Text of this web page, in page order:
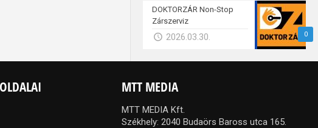
0
DOKTORZÁR Non-Stop
Zárszerviz
2026.03.30.
MTT MEDIA
MTT MEDIA Kft.
Székhely: 2040 Budaörs Baross utca 165.